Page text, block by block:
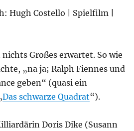
Hugh Costello | Spielfilm |
Großes erwartet. So wie
„na ja; Ralph Fiennes und
geben“ (quasi ein
Das schwarze Quadrat“).
Doris Dike (Susann